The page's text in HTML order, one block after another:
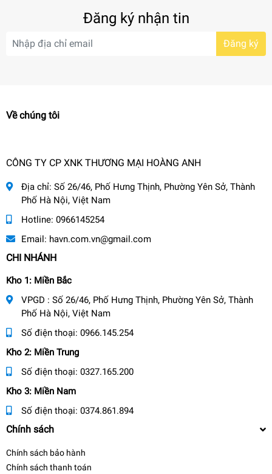
Đăng ký nhận tin
Đăng ký
Về chúng tôi
CÔNG TY CP XNK THƯƠNG MẠI HOÀNG ANH
Địa chỉ: Số 26/46, Phố Hưng Thịnh, Phường Yên Sở, Thành
Phố Hà Nội, Việt Nam
Hotline: 0966145254
Email: havn.com.vn@gmail.com
CHI NHÁNH
Kho 1: Miền Bắc
VPGD : Số 26/46, Phố Hưng Thịnh, Phường Yên Sở, Thành
Phố Hà Nội, Việt Nam
Số điện thoại: 0966.145.254
Kho 2: Miền Trung
Số điện thoại: 0327.165.200
Kho 3: Miền Nam
Số điện thoại: 0374.861.894
Chính sách
Chính sách bảo hành
Chính sách thanh toán